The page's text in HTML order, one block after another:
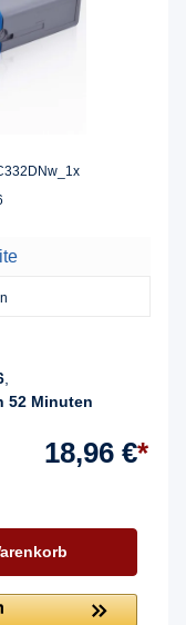
52 Minuten
18,96 €*